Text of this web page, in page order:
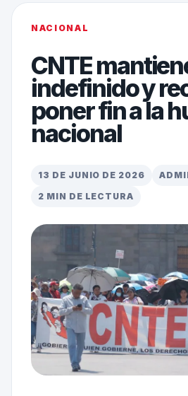
NACIONAL
CNTE
indefinido y
poner fin a la
nacional
13 DE JUNIO DE 2026
2 MIN DE LECTURA